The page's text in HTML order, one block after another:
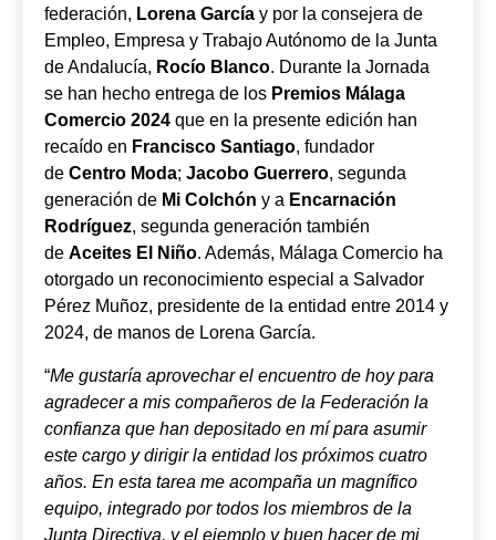
federación, Lorena García y por la consejera de
Empleo, Empresa y Trabajo Autónomo de la Junta
de Andalucía, Rocío Blanco. Durante la Jornada
se han hecho entrega de los Premios Málaga
Comercio 2024 que en la presente edición han
recaído en Francisco Santiago, fundador
de Centro Moda; Jacobo Guerrero, segunda
generación de Mi Colchón y a Encarnación
Rodríguez, segunda generación también
de Aceites El Niño. Además, Málaga Comercio ha
otorgado un reconocimiento especial a Salvador
Pérez Muñoz, presidente de la entidad entre 2014 y
2024, de manos de Lorena García.
“Me gustaría aprovechar el encuentro de hoy para
agradecer a mis compañeros de la Federación la
confianza que han depositado en mí para asumir
este cargo y dirigir la entidad los próximos cuatro
años. En esta tarea me acompaña un magnífico
equipo, integrado por todos los miembros de la
Junta Directiva, y el ejemplo y buen hacer de mi